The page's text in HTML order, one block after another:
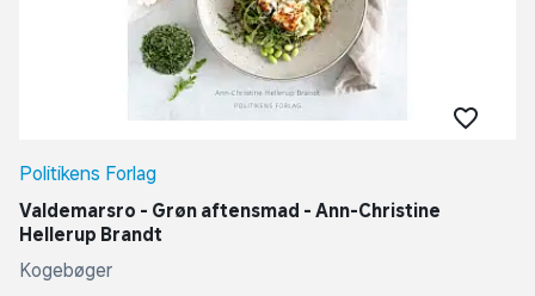
Politikens Forlag
Valdemarsro - Grøn aftensmad - Ann-Christine
Hellerup Brandt
Kogebøger